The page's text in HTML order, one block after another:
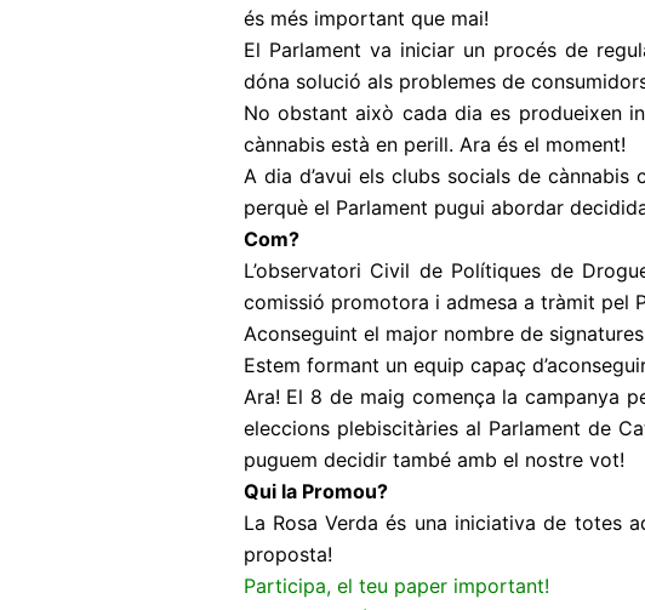
és més important que mai!
El Parlament va iniciar un procés de
dóna solució als problemes de
No obstant això cada dia es produeixen
cànnabis està en perill. Ara és el moment!
A dia d’avui els clubs socials de
perquè el Parlament pugui abordar
Com?
L’observatori Civil de Polítiques de
comissió promotora i admesa a tràmit pel
Aconseguint el major nombre de
Estem formant un equip capaç
Ara! El 8 de maig comença la campanya
eleccions plebiscitàries al Parlament de
puguem decidir també amb el nostre vot!
Qui la Promou?
La Rosa Verda és una iniciativa de totes
proposta!
Participa, el teu paper important!